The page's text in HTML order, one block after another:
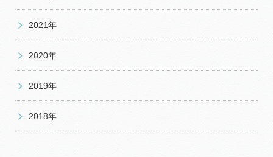
2021年
2020年
2019年
2018年